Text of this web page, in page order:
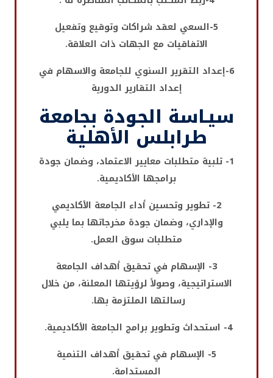
5-السعي لعقد شراكات وتوقيع وتفعيل
الاتفاقيات مع الجهات ذات العلاقة.
6-إعداد التقرير السنوي للجامعة والاسهام في
إعداد التقارير الدورية
سيـاسة الجودة بجامعة
طرابلس الأهلية
1- تلبية متطلبات معايير الاعتماد، وضمان جودة
برامجها الأكاديمية.
2- تطوير وتحسين أداء الجامعة الأكاديمي
والإداري، وضمان جودة مخرجاتها بما يلبي
متطلبات سوق العمل.
3- الإسهام في تحقيق أهداف الجامعة
الاستراتيجية، وصولاً لرؤيتها المعلنة، من خلال
رسالتها الملتزمة بها.
4- استحداث وتطوير برامج الجامعة الأكاديمية.
5- الإسهام في تحقيق أهداف التنمية
المستدامة.